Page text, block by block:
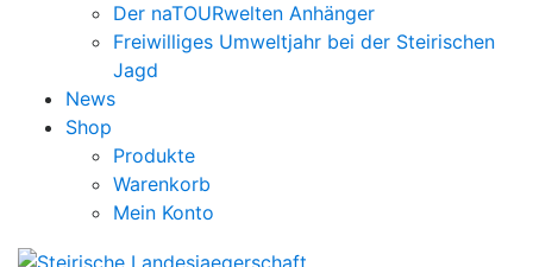
Der naTOURwelten Anhänger
Freiwilliges Umweltjahr bei der Steirischen
Jagd
News
Shop
Produkte
Warenkorb
Mein Konto